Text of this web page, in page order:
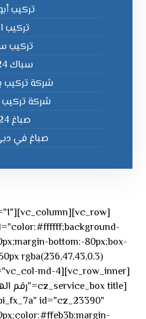
تركيب
تركيب
تركيب
سباك 24 ساعة
شركة تركيب
شركة تركيب
صباغ 24 ساعة
صباغ في دبي 24
bottom:-80px;box-
id="cz_23390"